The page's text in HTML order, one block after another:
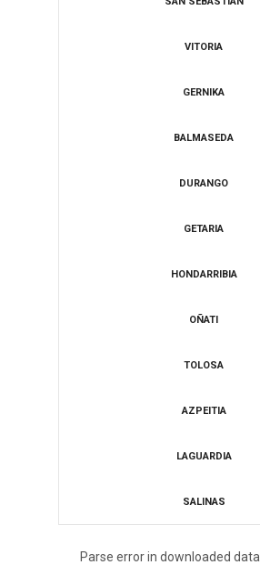
VITORIA
GERNIKA
BALMASEDA
DURANGO
​GETARIA
HONDARRIBIA
​OÑATI
​TOLOSA
​AZPEITIA
LAGUARDIA
​SALINAS
Parse error in downloaded data